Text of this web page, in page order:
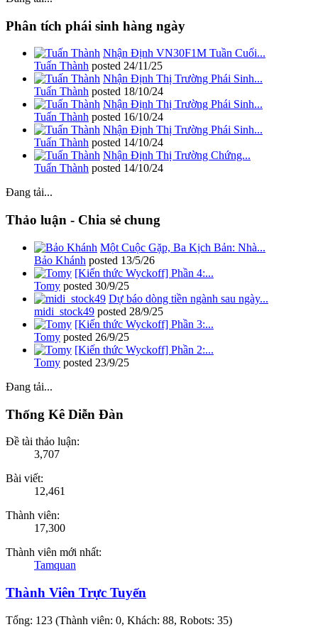
Phân tích phái sinh hàng ngày
Nhận Định VN30F1M Tuần Cuối...
Tuấn Thành posted 24/11/25
Nhận Định Thị Trường Phái Sinh...
Tuấn Thành posted 18/10/24
Nhận Định Thị Trường Phái Sinh...
Tuấn Thành posted 16/10/24
Nhận Định Thị Trường Phái Sinh...
Tuấn Thành posted 14/10/24
Nhận Định Thị Trường Chứng...
Tuấn Thành posted 14/10/24
Đang tải...
Thảo luận - Chia sẻ chung
Một Cuộc Gặp, Ba Kịch Bản: Nhà...
Bảo Khánh posted 13/5/26
[Kiến thức Wyckoff] Phần 4:...
Tomy posted 30/9/25
Dự báo dòng tiền ngành sau ngày...
midi_stock49 posted 28/9/25
[Kiến thức Wyckoff] Phần 3:...
Tomy posted 26/9/25
[Kiến thức Wyckoff] Phần 2:...
Tomy posted 23/9/25
Đang tải...
Thống Kê Diễn Đàn
Đề tài thảo luận:
3,707
Bài viết:
12,461
Thành viên:
17,300
Thành viên mới nhất:
Tamquan
Thành Viên Trực Tuyến
Tổng: 123 (Thành viên: 0, Khách: 88, Robots: 35)